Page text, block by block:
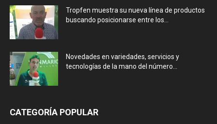
Tropfen muestra su nueva línea de productos
buscando posicionarse entre los...
Novedades en variedades, servicios y
tecnologías de la mano del número...
CATEGORÍA POPULAR